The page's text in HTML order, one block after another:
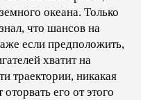
океана. Только
что шансов на
если предположить,
хватит на
траектории, никакая
его от этого